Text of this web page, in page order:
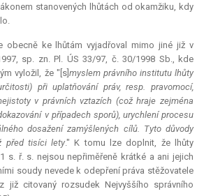
stanovených lhůtách od okamžiku, kdy
obecně ke lhůtám vyjadřoval mimo jiné již v
sp. zn. Pl. ÚS 33/97, č. 30/1998 Sb., kde
vyložil, že "[s] myslem právního institutu lhůty
při uplatňování práv, resp. pravomocí,
v právních vztazích (což hraje zejména
v případech sporů), urychlení procesu
dosažení zamýšlených cílů. Tyto důvody
před tisíci lety." K tomu lze doplnit, že lhůty
s. ř. s. nejsou nepřiměřeně krátké a ani jejich
soudy nevede k odepření práva stěžovatele
již citovaný rozsudek Nejvyššího správního